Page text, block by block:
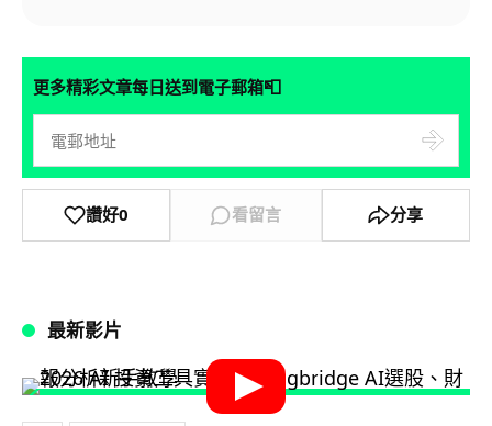
更多精彩文章每日送到電子郵箱📮
讚好0 看留言 分享
最新影片